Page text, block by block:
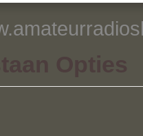
Opties